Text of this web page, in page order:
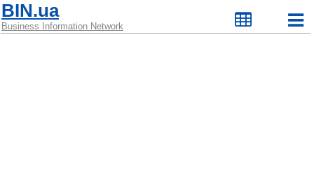
BIN.ua
Business Information Network